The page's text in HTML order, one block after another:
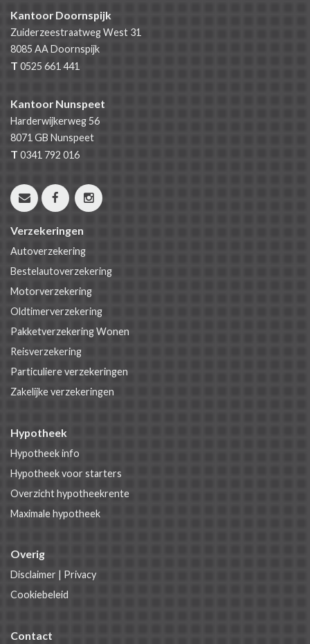
Kantoor Doornspijk
Zuiderzeestraatweg West 31
8085 AADoornspijk
T 0525 661 441
Kantoor Nunspeet
Harderwijkerweg 56
8071 GB Nunspeet
T 0341 792 016
Verzekeringen
Autoverzekering
Bestelautoverzekering
Motorverzekering
Oldtimerverzekering
Pakketverzekering Wonen
Reisverzekering
Particuliere verzekeringen
Zakelijke verzekeringen
Hypotheek
Hypotheek info
Hypotheek voor starters
Overzicht hypotheekrente
Maximale hypotheek
Overig
Disclaimer | Privacy
Cookiebeleid
Contact